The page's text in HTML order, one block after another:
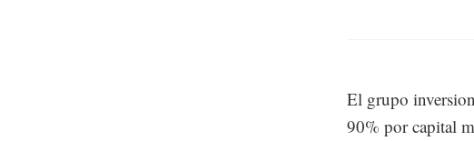
El grupo
90% por capital